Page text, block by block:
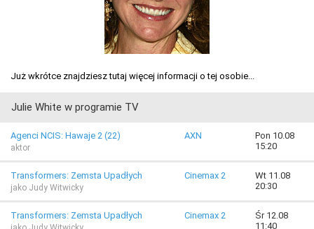
Już wkrótce znajdziesz tutaj więcej informacji o tej osobie...
Julie White w programie TV
Agenci NCIS: Hawaje 2 (22)
aktor
AXN
Pon 10.08
15:20
Transformers: Zemsta Upadłych
jako Judy Witwicky
Cinemax 2
Wt 11.08
20:30
Transformers: Zemsta Upadłych Cinemax 2
Śr 12.08
11:40